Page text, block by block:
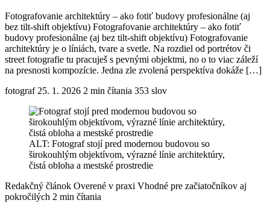
Fotografovanie architektúry – ako fotiť budovy profesionálne (aj
bez tilt-shift objektívu) Fotografovanie architektúry – ako fotiť
budovy profesionálne (aj bez tilt-shift objektívu) Fotografovanie
architektúry je o líniách, tvare a svetle. Na rozdiel od portrétov či
street fotografie tu pracuješ s pevnými objektmi, no o to viac záleží
na presnosti kompozície. Jedna zle zvolená perspektíva dokáže […]
fotograf 25. 1. 2026 2 min čítania 353 slov
ALT: Fotograf stojí pred modernou budovou so
širokouhlým objektívom, výrazné línie architektúry,
čistá obloha a mestské prostredie
Redakčný článok Overené v praxi Vhodné pre začiatočníkov aj
pokročilých 2 min čítania